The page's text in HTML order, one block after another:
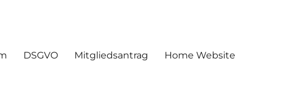
DSGVO Mitgliedsantrag Home Website